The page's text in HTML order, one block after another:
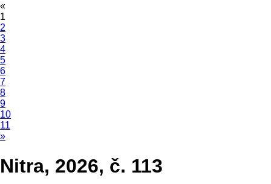
«
1
2
3
4
5
6
7
8
9
10
11
»
Nitra, 2026, č. 113